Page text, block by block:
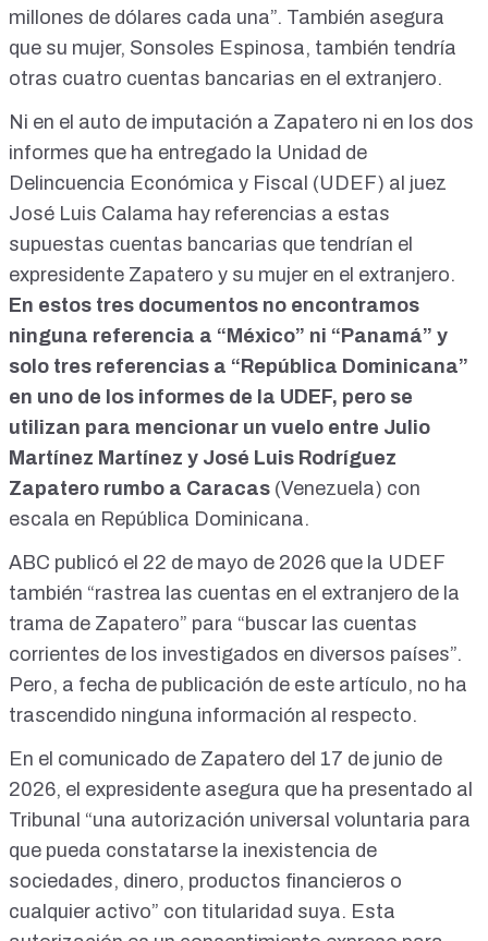
millones de dólares cada una”. También asegura
que su mujer, Sonsoles Espinosa, también tendría
otras cuatro cuentas bancarias en el extranjero.
Ni en el auto de imputación a Zapatero ni en los dos
informes que ha entregado la Unidad de
Delincuencia Económica y Fiscal (UDEF) al juez
José Luis Calama hay referencias a estas
supuestas cuentas bancarias que tendrían el
expresidente Zapatero y su mujer en el extranjero.
En estos tres documentos no encontramos
ninguna referencia a “México” ni “Panamá” y
solo tres referencias a “República Dominicana”
en uno de los informes de la UDEF, pero se
utilizan para mencionar un vuelo entre Julio
Martínez Martínez y José Luis Rodríguez
Zapatero rumbo a Caracas (Venezuela) con
escala en República Dominicana.
ABC publicó el 22 de mayo de 2026 que la UDEF
también “rastrea las cuentas en el extranjero de la
trama de Zapatero” para “buscar las cuentas
corrientes de los investigados en diversos países”.
Pero, a fecha de publicación de este artículo, no ha
trascendido ninguna información al respecto.
En el comunicado de Zapatero del 17 de junio de
2026, el expresidente asegura que ha presentado al
Tribunal “una autorización universal voluntaria para
que pueda constatarse la inexistencia de
sociedades, dinero, productos financieros o
cualquier activo” con titularidad suya. Esta